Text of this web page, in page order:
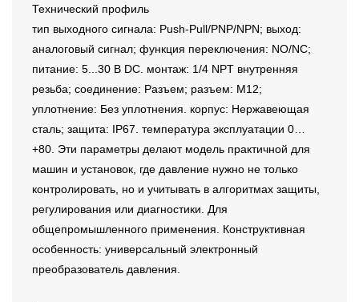
Технический профиль
тип выходного сигнала: Push-Pull/PNP/NPN; выход:
аналоговый сигнал; функция переключения: NO/NC;
питание: 5...30 В DC. монтаж: 1/4 NPT внутренняя
резьба; соединение: Разъем; разъем: M12;
уплотнение: Без уплотнения. корпус: Нержавеющая
сталь; защита: IP67. температура эксплуатации 0…
+80. Эти параметры делают модель практичной для
машин и установок, где давление нужно не только
контролировать, но и учитывать в алгоритмах защиты,
регулирования или диагностики. Для
общепромышленного применения. Конструктивная
особенность: универсальный электронный
преобразователь давления.